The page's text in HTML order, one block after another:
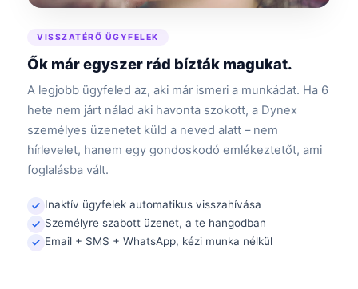
VISSZATÉRŐ ÜGYFELEK
Ők már egyszer rád bízták magukat.
A legjobb ügyfeled az, aki már ismeri a munkádat. Ha 6
hete nem járt nálad aki havonta szokott, a Dynex
személyes üzenetet küld a neved alatt – nem
hírlevelet, hanem egy gondoskodó emlékeztetőt, ami
foglalásba vált.
Inaktív ügyfelek automatikus visszahívása
Személyre szabott üzenet, a te hangodban
Email + SMS + WhatsApp, kézi munka nélkül